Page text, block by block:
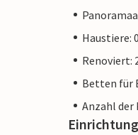
Haustiere: 0
Renoviert:
Betten für
Anzahl der